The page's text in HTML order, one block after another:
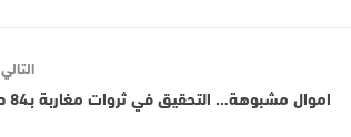
التالي
اموال مشبوهة… التحقيق في ثروات مغاربة بـ84 دولة